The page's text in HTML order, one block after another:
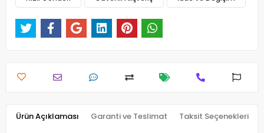
Ürün Açıklaması Garanti ve Teslimat Taksit Seçenekleri